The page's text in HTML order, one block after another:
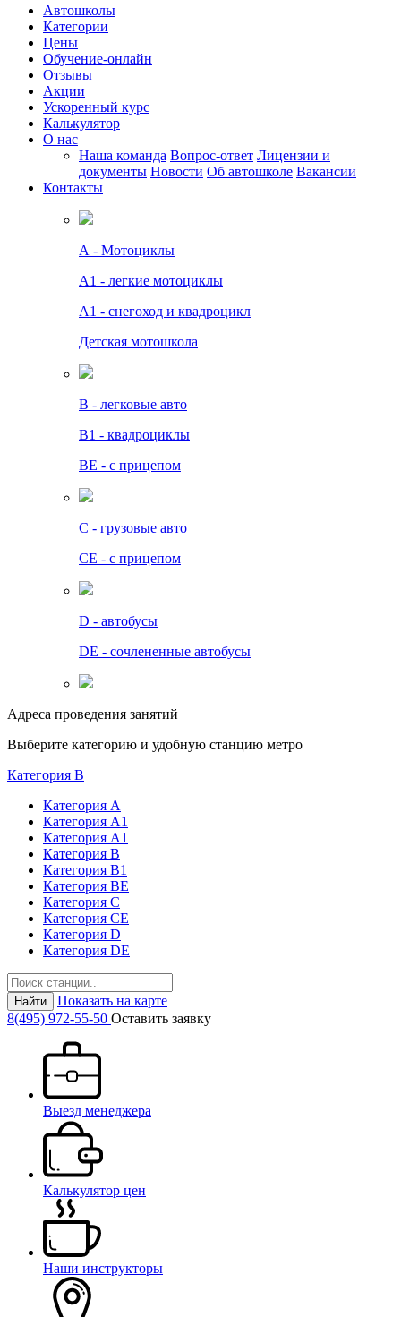
Автошколы
Категории
Цены
Обучение-онлайн
Отзывы
Акции
Ускоренный курс
Калькулятор
О нас
Наша команда Вопрос-ответ Лицензии и
документы Новости Об автошколе Вакансии
Контакты
А - Мотоциклы
A1 - легкие мотоциклы
A1 - снегоход и квадроцикл
Детская мотошкола
B - легковые авто
В1 - квадроциклы
BE - с прицепом
C - грузовые авто
СЕ - с прицепом
D - автобусы
DE - сочлененные автобусы
Адреса проведения занятий
Выберите категорию и удобную станцию метро
Категория B
Категория А
Категория А1
Категория А1
Категория В
Категория В1
Категория BE
Категория С
Категория СЕ
Категория D
Категория DE
Найти
Показать на карте
8(495) 972-55-50 Оставить заявку
Выезд менеджера
Калькулятор цен
Наши инструкторы